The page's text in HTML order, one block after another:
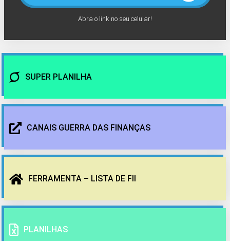
Abra o link no seu celular!
SUPER PLANILHA
CANAIS GUERRA DAS FINANÇAS
FERRAMENTA – LISTA DE FII
PLANILHAS